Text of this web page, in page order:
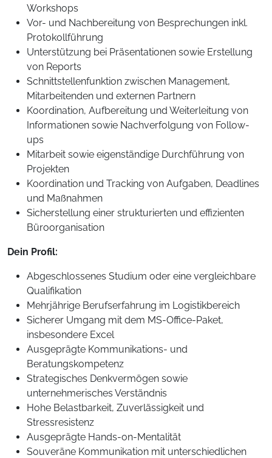
Workshops
Vor- und Nachbereitung von Besprechungen inkl.
Protokollführung
Unterstützung bei Präsentationen sowie Erstellung
von Reports
Schnittstellenfunktion zwischen Management,
Mitarbeitenden und externen Partnern
Koordination, Aufbereitung und Weiterleitung von
Informationen sowie Nachverfolgung von Follow-
ups
Mitarbeit sowie eigenständige Durchführung von
Projekten
Koordination und Tracking von Aufgaben, Deadlines
und Maßnahmen
Sicherstellung einer strukturierten und effizienten
Büroorganisation
Dein Profil:
Abgeschlossenes Studium oder eine vergleichbare
Qualifikation
Mehrjährige Berufserfahrung im Logistikbereich
Sicherer Umgang mit dem MS-Office-Paket,
insbesondere Excel
Ausgeprägte Kommunikations- und
Beratungskompetenz
Strategisches Denkvermögen sowie
unternehmerisches Verständnis
Hohe Belastbarkeit, Zuverlässigkeit und
Stressresistenz
Ausgeprägte Hands-on-Mentalität
Souveräne Kommunikation mit unterschiedlichen